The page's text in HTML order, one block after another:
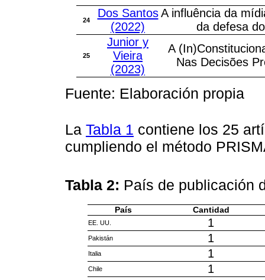
24
Dos Santos
(2022)
A influência da
da defesa
25
Junior y
Vieira
(2023)
A
Nas Decisões
Fuente: Elaboración propia
La Tabla 1 contiene los 25
cumpliendo el método
Tabla 2: País de publicación
País Cantidad
EE. UU. 1
Pakistán 1
Italia 1
Chile 1